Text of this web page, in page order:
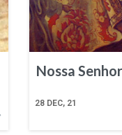
Nossa
28 DEC, 21